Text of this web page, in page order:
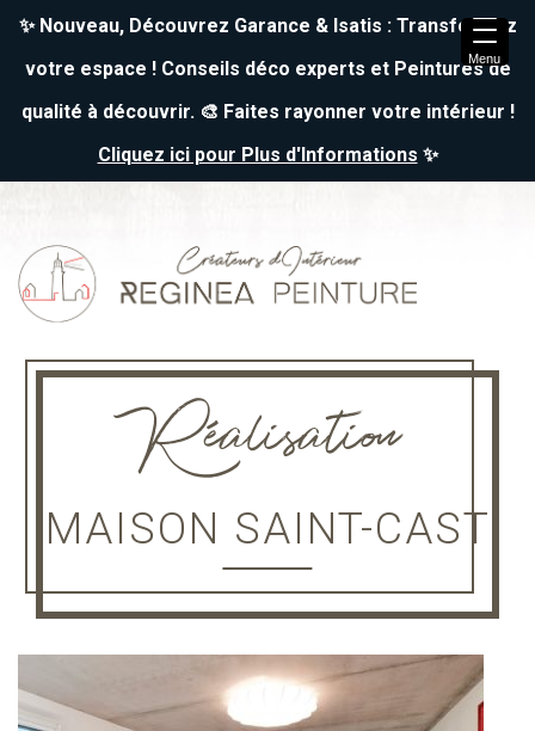
✨ Nouveau, Découvrez Garance & Isatis : Transformez
votre espace ! Conseils déco experts et Peintures de
qualité à découvrir. 🎨 Faites rayonner votre intérieur !
Cliquez ici pour Plus d'Informations ✨
Skip
to
Main
Réalisation
MAISON SAINT-CAST
Menu